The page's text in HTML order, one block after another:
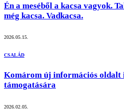
Én a meséből a kacsa vagyok.
még kacsa. Vadkacsa.
2026.05.15.
CSALÁD
Komárom új információs oldalt
támogatására
2026.02.05.